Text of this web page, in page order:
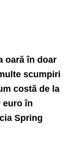
oară în doar
scumpiri
costă de la
euro în
Spring